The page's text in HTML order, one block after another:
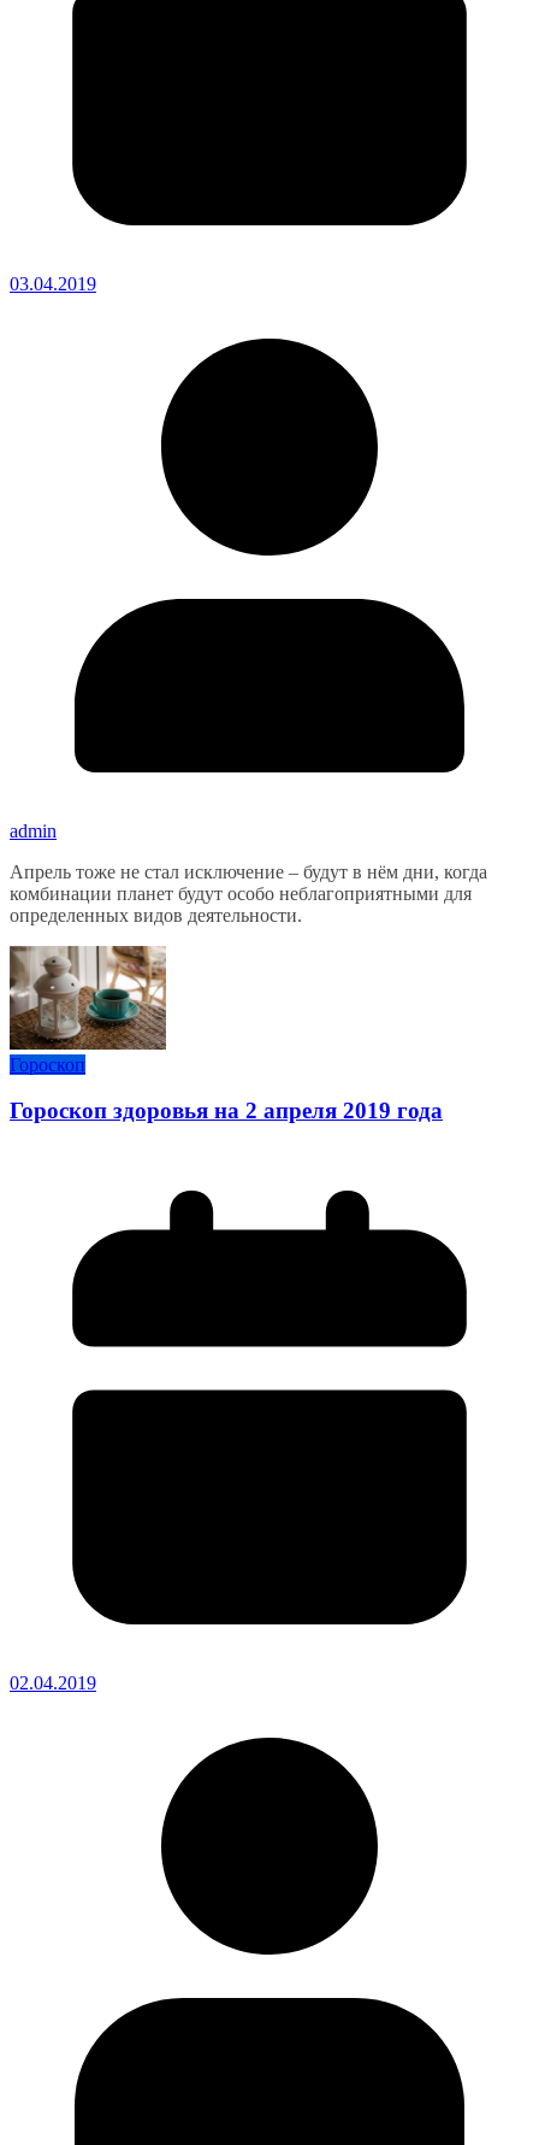
03.04.2019
admin
Апрель тоже не стал исключение – будут в нём дни, когда
комбинации планет будут особо неблагоприятными для
определенных видов деятельности.
Гороскоп
Гороскоп здоровья на 2 апреля 2019 года
02.04.2019